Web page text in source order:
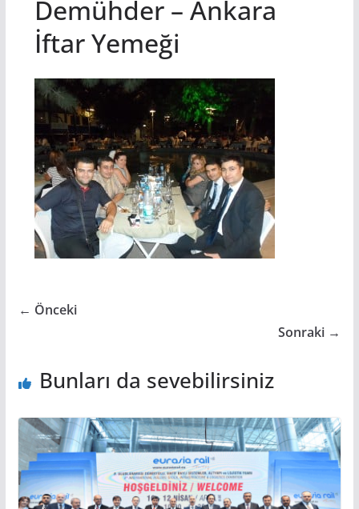
Demühder – Ankara
İftar Yemeği
← Önceki
Sonraki →
Bunları da sevebilirsiniz